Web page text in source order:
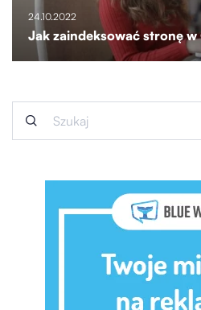
24.10.2022
Jak zaindeksować stronę w